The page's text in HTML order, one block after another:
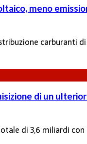
meno
carburanti
di un
di 3,6 miliardi